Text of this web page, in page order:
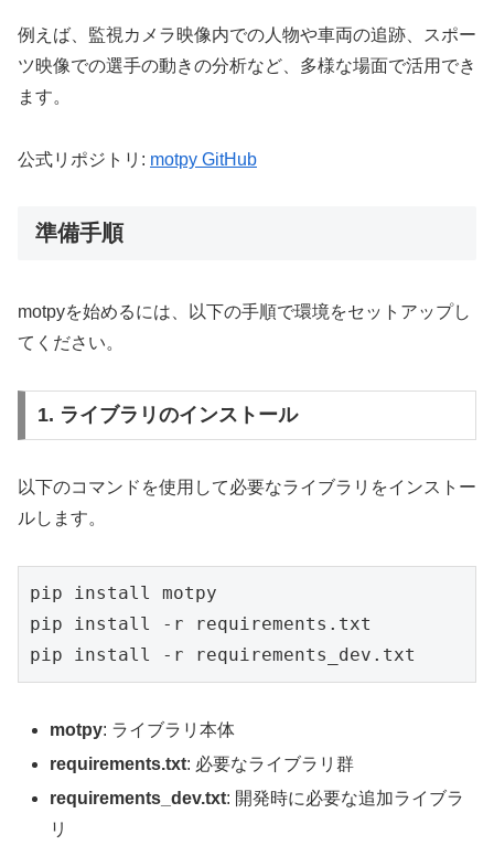
例えば、監視カメラ映像内での人物や車両の追跡、スポー
ツ映像での選手の動きの分析など、多様な場面で活用でき
ます。
公式リポジトリ: motpy GitHub
準備手順
motpyを始めるには、以下の手順で環境をセットアップし
てください。
1. ライブラリのインストール
以下のコマンドを使用して必要なライブラリをインストー
ルします。
pip install motpy
pip install -r requirements.txt
pip install -r requirements_dev.txt
motpy: ライブラリ本体
requirements.txt: 必要なライブラリ群
requirements_dev.txt: 開発時に必要な追加ライブラ
リ